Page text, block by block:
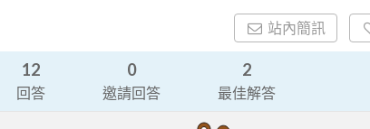
站內簡訊
12
回答
0
邀請回答
2
最佳解答